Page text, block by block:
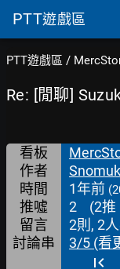
PTT遊戲區
PTT遊戲區 /
Re: [閒聊]
看板
作者
時間 1年前
推噓 2 (2推
留言
2則, 2人
討論串 3/5 (看